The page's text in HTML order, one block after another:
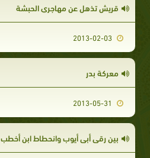
قريش تذهل عن مهاجري الحبشة
معركة بدر
بين رقي أبي أيوب وانحطاط ابن أخطب